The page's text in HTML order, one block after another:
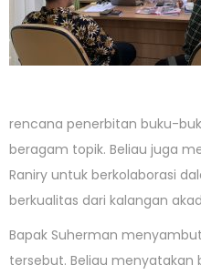
rencana penerbitan buku-
beragam topik. Beliau juga
Raniry untuk berkolaborasi
berkualitas dari kalangan
Bapak Suherman
tersebut. Beliau menyatakan